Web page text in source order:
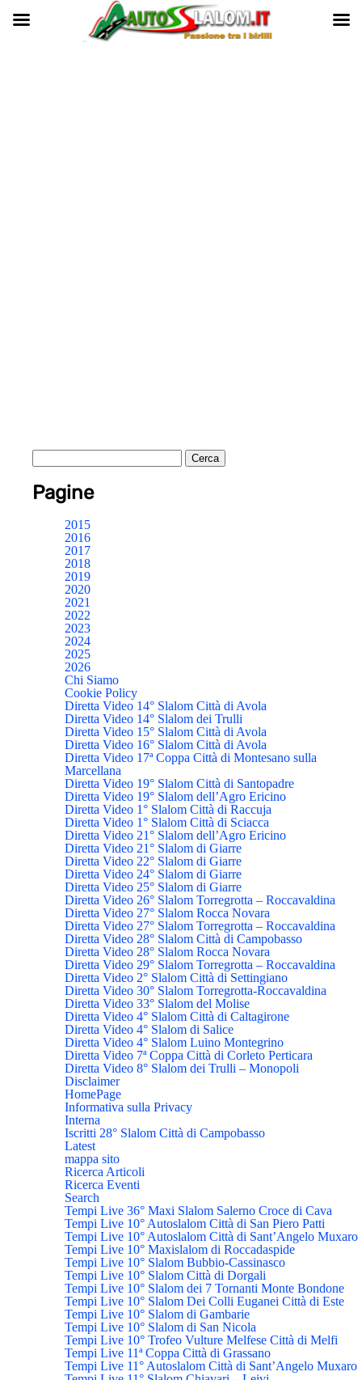
Pagine
2015
2016
2017
2018
2019
2020
2021
2022
2023
2024
2025
2026
Chi Siamo
Cookie Policy
Diretta Video 14° Slalom Città di Avola
Diretta Video 14° Slalom dei Trulli
Diretta Video 15° Slalom Città di Avola
Diretta Video 16° Slalom Città di Avola
Diretta Video 17ª Coppa Città di Montesano sulla
Marcellana
Diretta Video 19° Slalom Città di Santopadre
Diretta Video 19° Slalom dell’Agro Ericino
Diretta Video 1° Slalom Città di Raccuja
Diretta Video 1° Slalom Città di Sciacca
Diretta Video 21° Slalom dell’Agro Ericino
Diretta Video 21° Slalom di Giarre
Diretta Video 22° Slalom di Giarre
Diretta Video 24° Slalom di Giarre
Diretta Video 25° Slalom di Giarre
Diretta Video 26° Slalom Torregrotta – Roccavaldina
Diretta Video 27° Slalom Rocca Novara
Diretta Video 27° Slalom Torregrotta – Roccavaldina
Diretta Video 28° Slalom Città di Campobasso
Diretta Video 28° Slalom Rocca Novara
Diretta Video 29° Slalom Torregrotta – Roccavaldina
Diretta Video 2° Slalom Città di Settingiano
Diretta Video 30° Slalom Torregrotta-Roccavaldina
Diretta Video 33° Slalom del Molise
Diretta Video 4° Slalom Città di Caltagirone
Diretta Video 4° Slalom di Salice
Diretta Video 4° Slalom Luino Montegrino
Diretta Video 7ª Coppa Città di Corleto Perticara
Diretta Video 8° Slalom dei Trulli – Monopoli
Disclaimer
HomePage
Informativa sulla Privacy
Interna
Iscritti 28° Slalom Città di Campobasso
Latest
mappa sito
Ricerca Articoli
Ricerca Eventi
Search
Tempi Live 36° Maxi Slalom Salerno Croce di Cava
Tempi Live 10° Autoslalom Città di San Piero Patti
Tempi Live 10° Autoslalom Città di Sant’Angelo Muxaro
Tempi Live 10° Maxislalom di Roccadaspide
Tempi Live 10° Slalom Bubbio-Cassinasco
Tempi Live 10° Slalom Città di Dorgali
Tempi Live 10° Slalom dei 7 Tornanti Monte Bondone
Tempi Live 10° Slalom Dei Colli Euganei Città di Este
Tempi Live 10° Slalom di Gambarie
Tempi Live 10° Slalom di San Nicola
Tempi Live 10° Trofeo Vulture Melfese Città di Melfi
Tempi Live 11ª Coppa Città di Grassano
Tempi Live 11° Autoslalom Città di Sant’Angelo Muxaro